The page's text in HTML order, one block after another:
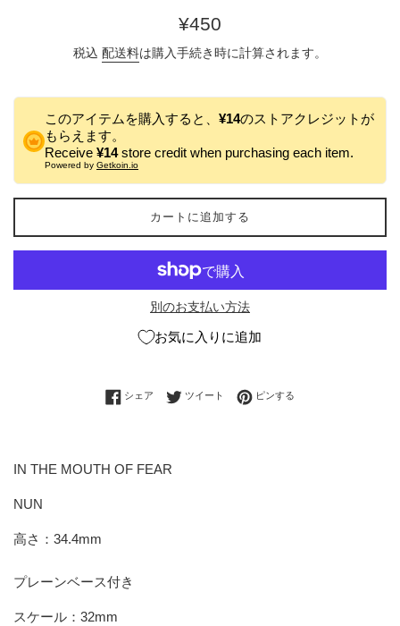
通
価
¥450
税込 配送料は購入手続き時に計算されます。
このアイテムを購入すると、 ¥14のストアクレジットが
もらえます。
Receive ¥14store credit when purchasing each item.
Powered by Getkoin.io
カートに追加する
別のお支払い方法
お気に入りに追加
シェア Facebookでシェアする
ツイート Twitterに投稿する
ピンする
IN THE MOUTH OF FEAR
NUN
高さ：34.4mm
プレーンベース付き
スケール：32mm